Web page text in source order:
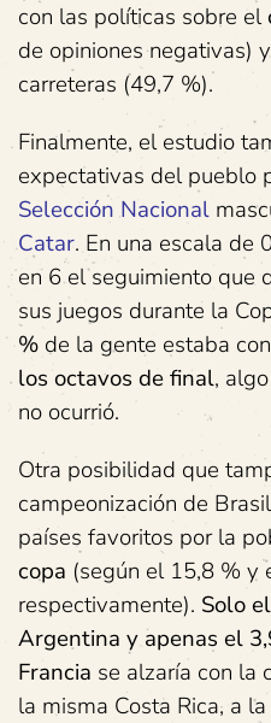
con las políticas sobre el
de opiniones negativas)
carreteras (49,7 %).
Finalmente, el estudio
expectativas del pueblo
Selección Nacional
Catar. En una escala de
en 6 el seguimiento que
sus juegos durante la
% de la gente estaba
los octavos de final,
no ocurrió.
Otra posibilidad que
campeonización de
países favoritos por la
copa (según el 15,8 % y
respectivamente). Solo
Argentina y apenas el
Francia se alzaría con la
la misma Costa Rica, a